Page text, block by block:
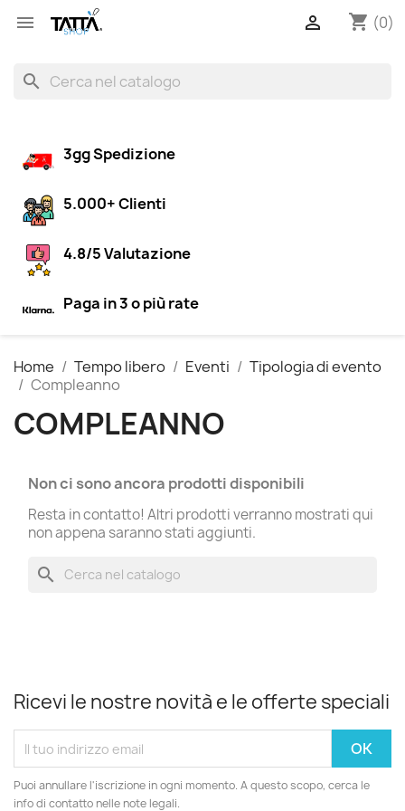
 shopping_cart (0)

search
3gg Spedizione
5.000+ Clienti
4.8/5 Valutazione
Paga in 3 o più rate
Home Tempo libero Eventi
Tipologia di evento
Compleanno
COMPLEANNO
Non ci sono ancora prodotti disponibili
Resta in contatto! Altri prodotti verranno mostrati qui
non appena saranno stati aggiunti.
search
Ricevi le nostre novità e le offerte speciali
Puoi annullare l'iscrizione in ogni momento. A questo scopo, cerca le
info di contatto nelle note legali.